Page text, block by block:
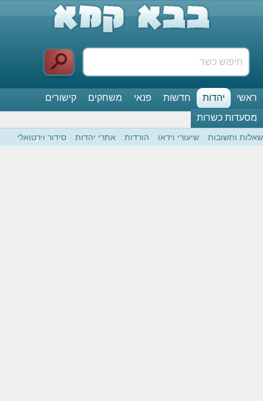
ראשי יהדות חדשות פנאי משחקים
קישורים
מסעדות כשרות
שאלות ותשובות שיעורי וידאו הורדות אתרי יהדות סידור וירטואלי